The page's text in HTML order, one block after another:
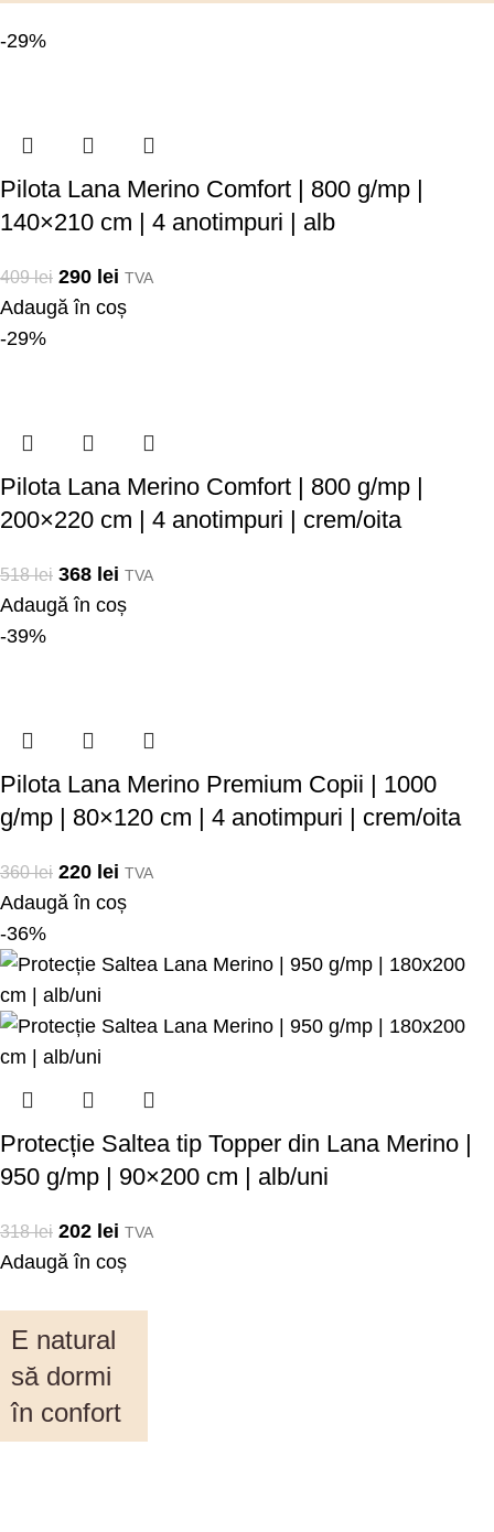
-29%
Pilota Lana Merino Comfort | 800 g/mp |
140×210 cm | 4 anotimpuri | alb
409lei 290 lei TVA
Adaugă în coș
-29%
Pilota Lana Merino Comfort | 800 g/mp |
200×220 cm | 4 anotimpuri | crem/oita
518lei 368 lei TVA
Adaugă în coș
-39%
Pilota Lana Merino Premium Copii | 1000
g/mp | 80×120 cm | 4 anotimpuri | crem/oita
360lei 220 lei TVA
Adaugă în coș
-36%
Protecție Saltea tip Topper din Lana Merino |
950 g/mp | 90×200 cm | alb/uni
318lei 202 lei TVA
Adaugă în coș
E natural
să dormi
în confort